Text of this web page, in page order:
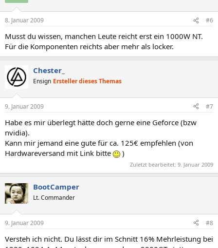
8. Januar 2009 #6
Musst du wissen, manchen Leute reicht erst ein 1000W NT.
Für die Komponenten reichts aber mehr als locker.
Chester_
Ensign Ersteller dieses Themas
9. Januar 2009 #7
Habe es mir überlegt hätte doch gerne eine Geforce (bzw
nvidia).
Kann mir jemand eine gute für ca. 125€ empfehlen (von
Hardwareversand mit Link bitte
)
Zuletzt bearbeitet: 9. Januar 2009
BootCamper
Lt. Commander
9. Januar 2009 #8
Versteh ich nicht. Du lässt dir im Schnitt 16% Mehrleistung bei